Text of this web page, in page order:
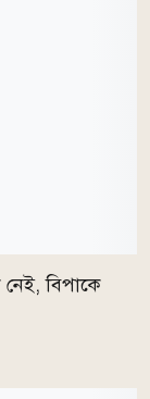
বিপাকে